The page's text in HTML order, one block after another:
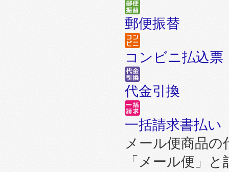
郵便振替
コンビニ払込票
代金引換
一括請求書払い
メール便商品の
「メール便」